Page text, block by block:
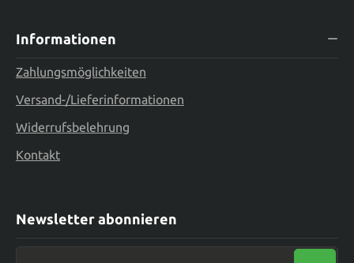
Informationen
Zahlungsmöglichkeiten
Versand-/Lieferinformationen
Widerrufsbelehrung
Kontakt
Newsletter abonnieren